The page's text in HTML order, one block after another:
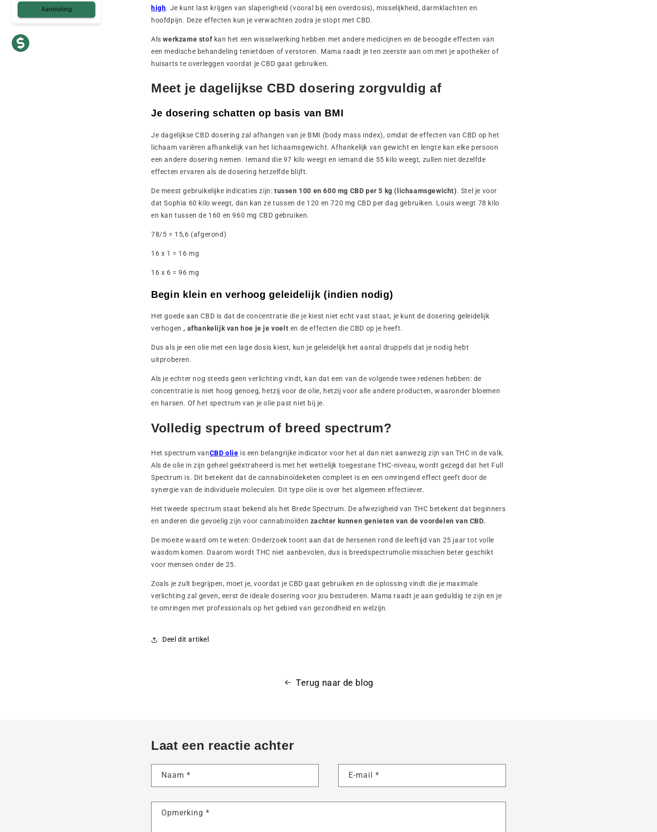
high. Je kunt last krijgen van slaperigheid (vooral bij een overdosis), misselijkheid, darmklachten en
hoofdpijn. Deze effecten kun je verwachten zodra je stopt met CBD.
Als werkzame stof kan het een wisselwerking hebben met andere medicijnen en de beoogde effecten van
een medische behandeling tenietdoen of verstoren. Mama raadt je ten zeerste aan om met je apotheker of
huisarts te overleggen voordat je CBD gaat gebruiken.
Meet je dagelijkse CBD dosering zorgvuldig af
Je dosering schatten op basis van BMI
Je dagelijkse CBD dosering zal afhangen van je BMI (body mass index), omdat de effecten van CBD op het
lichaam variëren afhankelijk van het lichaamsgewicht. Afhankelijk van gewicht en lengte kan elke persoon
een andere dosering nemen. Iemand die 97 kilo weegt en iemand die 55 kilo weegt, zullen niet dezelfde
effecten ervaren als de dosering hetzelfde blijft.
De meest gebruikelijke indicaties zijn:tussen 100 en 600 mg CBD per 5 kg (lichaamsgewicht). Stel je voor
dat Sophia 60 kilo weegt, dan kan ze tussen de 120 en 720 mg CBD per dag gebruiken. Louis weegt 78 kilo
en kan tussen de 160 en 960 mg CBD gebruiken.
78/5 = 15,6 (afgerond)
16 x 1 = 16 mg
16 x 6 = 96 mg
Begin klein en verhoog geleidelijk (indien nodig)
Het goede aan CBD is dat de concentratie die je kiest niet echt vast staat; je kunt de dosering geleidelijk
verhogen , afhankelijk van hoe je je voelt en de effecten die CBD op je heeft.
Dus als je een olie met een lage dosis kiest, kun je geleidelijk het aantal druppels dat je nodig hebt
uitproberen.
Als je echter nog steeds geen verlichting vindt, kan dat een van de volgende twee redenen hebben: de
concentratie is niet hoog genoeg, hetzij voor de olie, hetzij voor alle andere producten, waaronder bloemen
en harsen. Of het spectrum van je olie past niet bij je.
Volledig spectrum of breed spectrum?
Het spectrum vanCBD olie is een belangrijke indicator voor het al dan niet aanwezig zijn van THC in de valk.
Als de olie in zijn geheel geëxtraheerd is met het wettelijk toegestane THC-niveau, wordt gezegd dat het Full
Spectrum is. Dit betekent dat de cannabinoïdeketen compleet is en een omringend effect geeft door de
synergie van de individuele moleculen. Dit type olie is over het algemeen effectiever.
Het tweede spectrum staat bekend als het Brede Spectrum. De afwezigheid van THC betekent dat beginners
en anderen die gevoelig zijn voor cannabinoïden zachter kunnen genieten van de voordelen van CBD.
De moeite waard om te weten: Onderzoek toont aan dat de hersenen rond de leeftijd van 25 jaar tot volle
wasdom komen. Daarom wordt THC niet aanbevolen, dus is breedspectrumolie misschien beter geschikt
voor mensen onder de 25.
Zoals je zult begrijpen, moet je, voordat je CBD gaat gebruiken en de oplossing vindt die je maximale
verlichting zal geven, eerst de ideale dosering voor jou bestuderen. Mama raadt je aan geduldig te zijn en je
te omringen met professionals op het gebied van gezondheid en welzijn.
Deel dit artikel
Terug naar de blog
Laat een reactie achter
Naam * E-mail *
Opmerking *
Aansluiting